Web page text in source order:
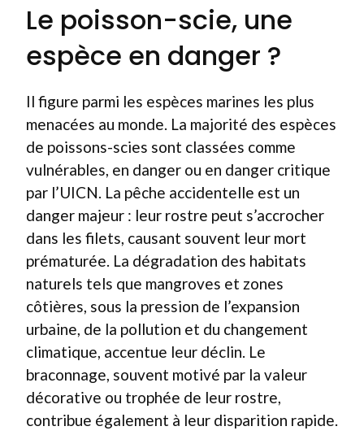
Le poisson-scie, une
espèce en danger ?
Il figure parmi les espèces marines les plus
menacées au monde. La majorité des espèces
de poissons-scies sont classées comme
vulnérables, en danger ou en danger critique
par l’UICN. La pêche accidentelle est un
danger majeur : leur rostre peut s’accrocher
dans les filets, causant souvent leur mort
prématurée. La dégradation des habitats
naturels tels que mangroves et zones
côtières, sous la pression de l’expansion
urbaine, de la pollution et du changement
climatique, accentue leur déclin. Le
braconnage, souvent motivé par la valeur
décorative ou trophée de leur rostre,
contribue également à leur disparition rapide.